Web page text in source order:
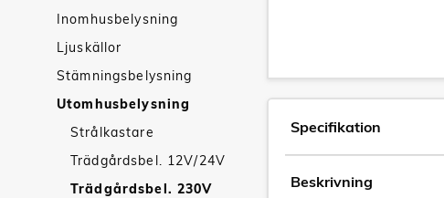
Inomhusbelysning
Ljuskällor
Stämningsbelysning
Utomhusbelysning
Strålkastare
Trädgårdsbel. 12V/24V
Trädgårdsbel. 230V
Specifikation
Beskrivning